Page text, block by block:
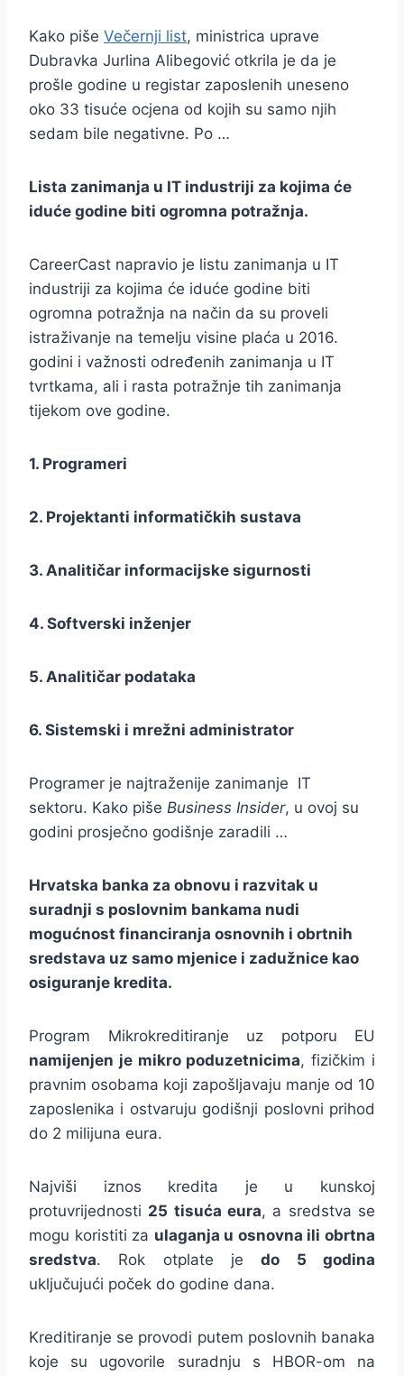
Kako piše Večernji list, ministrica uprave
Dubravka Jurlina Alibegović otkrila je da je
prošle godine u registar zaposlenih uneseno
oko 33 tisuće ocjena od kojih su samo njih
sedam bile negativne. Po …
Lista zanimanja u IT industriji za kojima će
iduće godine biti ogromna potražnja.
CareerCast napravio je listu zanimanja u IT
industriji za kojima će iduće godine biti
ogromna potražnja na način da su proveli
istraživanje na temelju visine plaća u 2016.
godini i važnosti određenih zanimanja u IT
tvrtkama, ali i rasta potražnje tih zanimanja
tijekom ove godine.
1. Programeri
2. Projektanti informatičkih sustava
3. Analitičar informacijske sigurnosti
4. Softverski inženjer
5. Analitičar podataka
6. Sistemski i mrežni administrator
Programer je najtraženije zanimanje IT
sektoru. Kako piše Business Insider, u ovoj su
godini prosječno godišnje zaradili …
Hrvatska banka za obnovu i razvitak u
suradnji s poslovnim bankama nudi
mogućnost financiranja osnovnih i obrtnih
sredstava uz samo mjenice i zadužnice kao
osiguranje kredita.
Program Mikrokreditiranje uz potporu EU
namijenjen je mikro poduzetnicima, fizičkim i
pravnim osobama koji zapošljavaju manje od 10
zaposlenika i ostvaruju godišnji poslovni prihod
do 2 milijuna eura.
Najviši iznos kredita je u kunskoj
protuvrijednosti 25 tisuća eura, a sredstva se
mogu koristiti za ulaganja u osnovna ili obrtna
sredstva. Rok otplate jedo 5 godina
uključujući poček do godine dana.
Kreditiranje se provodi putem poslovnih banaka
koje su ugovorile suradnju s HBOR-om na